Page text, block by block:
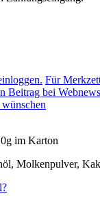
Für
im Karton
Molkenpulver,